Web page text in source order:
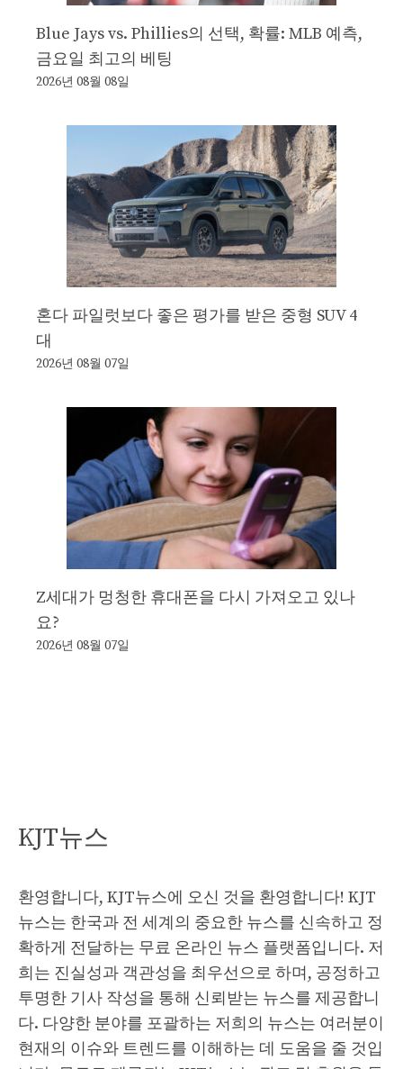
Blue Jays vs. Phillies의 선택, 확률: MLB 예측,
금요일 최고의 베팅
2026년 08월 08일
혼다 파일럿보다 좋은 평가를 받은 중형 SUV 4
대
2026년 08월 07일
Z세대가 멍청한 휴대폰을 다시 가져오고 있나
요?
2026년 08월 07일
KJT뉴스
환영합니다, KJT뉴스에 오신 것을 환영합니다! KJT
뉴스는 한국과 전 세계의 중요한 뉴스를 신속하고 정
확하게 전달하는 무료 온라인 뉴스 플랫폼입니다. 저
희는 진실성과 객관성을 최우선으로 하며, 공정하고
투명한 기사 작성을 통해 신뢰받는 뉴스를 제공합니
다. 다양한 분야를 포괄하는 저희의 뉴스는 여러분이
현재의 이슈와 트렌드를 이해하는 데 도움을 줄 것입